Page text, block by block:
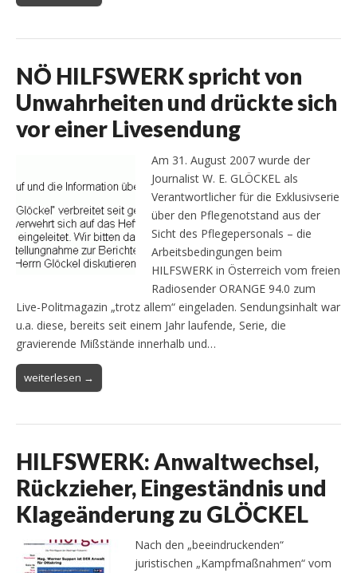
NÖ HILFSWERK spricht von
Unwahrheiten und drückte sich
vor einer Livesendung
Am 31. August 2007 wurde der
Journalist W. E. GLÖCKEL als
Verantwortlicher für die Exklusivserie
über den Pflegenotstand aus der
Sicht des Pflegepersonals – die
Arbeitsbedingungen beim
HILFSWERK in Österreich vom freien
Radiosender ORANGE 94.0 zum
Live-Politmagazin „trotz allem“ eingeladen. Sendungsinhalt war
u.a. diese, bereits seit einem Jahr laufende, Serie, die
gravierende Mißstände innerhalb und…
weiterlesen →
HILFSWERK: Anwaltwechsel,
Rückzieher, Eingeständnis und
Klageänderung zu GLÖCKEL
Nach den „beeindruckenden“
juristischen „Kampfmaßnahmen“ vom